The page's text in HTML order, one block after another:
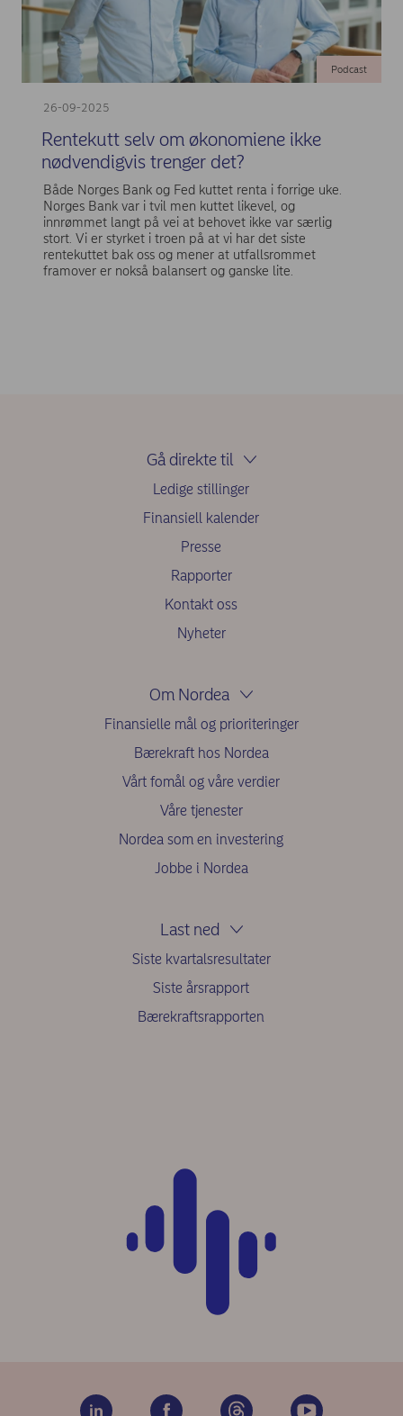
26-09-2025
Podcast
Rentekutt selv om økonomiene ikke
nødvendigvis trenger det?
Både Norges Bank og Fed kuttet renta i forrige uke.
Norges Bank var i tvil men kuttet likevel, og
innrømmet langt på vei at behovet ikke var særlig
stort. Vi er styrket i troen på at vi har det siste
rentekuttet bak oss og mener at utfallsrommet
framover er nokså balansert og ganske lite.
Gå direkte til
Ledige stillinger
Finansiell kalender
Presse
Rapporter
Kontakt oss
Nyheter
Om Nordea
Finansielle mål og prioriteringer
Bærekraft hos Nordea
Vårt fomål og våre verdier
Våre tjenester
Nordea som en investering
Jobbe i Nordea
Last ned
Siste kvartalsresultater
Siste årsrapport
Bærekraftsrapporten